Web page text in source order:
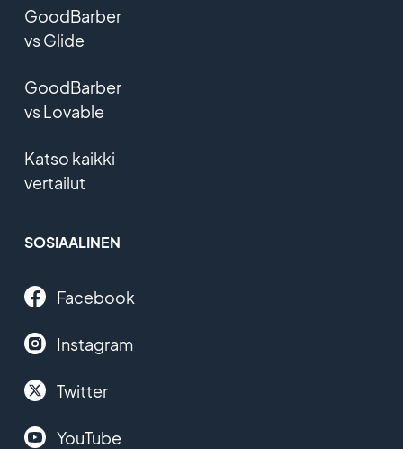
GoodBarber
vs Glide
GoodBarber
vs Lovable
Katso kaikki
vertailut
SOSIAALINEN
Facebook
Instagram
Twitter
YouTube